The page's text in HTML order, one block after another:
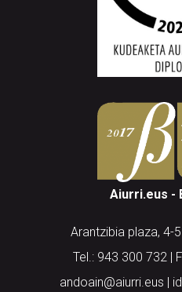
Aiurri.eus -
Arantzibia plaza, 4-
Tel.: 943 300 732 |
andoain@aiurri.eus |